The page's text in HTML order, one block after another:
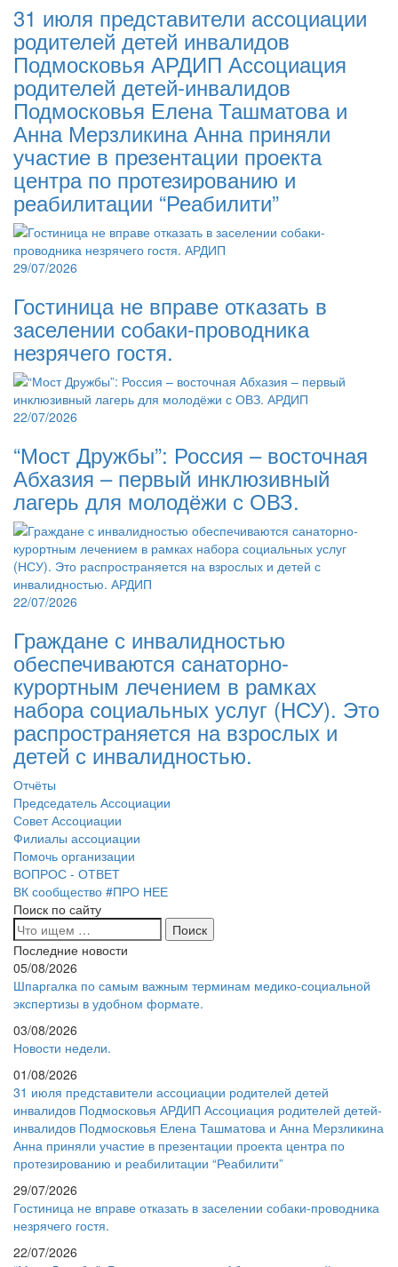
31 июля представители ассоциации
родителей детей инвалидов
Подмосковья АРДИП Ассоциация
родителей детей-инвалидов
Подмосковья Елена Ташматова и
Анна Мерзликина Анна приняли
участие в презентации проекта
центра по протезированию и
реабилитации “Реабилити”
29/07/2026
Гостиница не вправе отказать в
заселении собаки-проводника
незрячего гостя.
22/07/2026
“Мост Дружбы”: Россия – восточная
Абхазия – первый инклюзивный
лагерь для молодёжи с ОВЗ.
22/07/2026
Граждане с инвалидностью
обеспечиваются санаторно-
курортным лечением в рамках
набора социальных услуг (НСУ). Это
распространяется на взрослых и
детей с инвалидностью.
Отчёты
Председатель Ассоциации
Совет Ассоциации
Филиалы ассоциации
Помочь организации
ВОПРОС - ОТВЕТ
ВК сообщество #ПРО НЕЕ
Поиск по сайту
Последние новости
05/08/2026
Шпаргалка по самым важным терминам медико-социальной
экспертизы в удобном формате.
03/08/2026
Новости недели.
01/08/2026
31 июля представители ассоциации родителей детей
инвалидов Подмосковья АРДИП Ассоциация родителей детей-
инвалидов Подмосковья Елена Ташматова и Анна Мерзликина
Анна приняли участие в презентации проекта центра по
протезированию и реабилитации “Реабилити”
29/07/2026
Гостиница не вправе отказать в заселении собаки-проводника
незрячего гостя.
22/07/2026